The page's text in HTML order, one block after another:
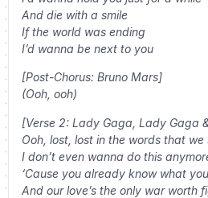
And die with a smile
If the world was ending
I’d wanna be next to you
[Post-Chorus: Bruno Mars]
(Ooh, ooh)
[Verse 2: Lady Gaga, Lady Gaga
Ooh, lost, lost in the words that we
I don’t even wanna do this
‘Cause you already know what
And our love’s the only war worth